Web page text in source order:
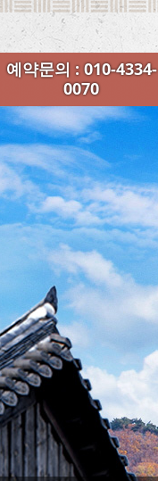
예약문의 : 010-4334-
0070